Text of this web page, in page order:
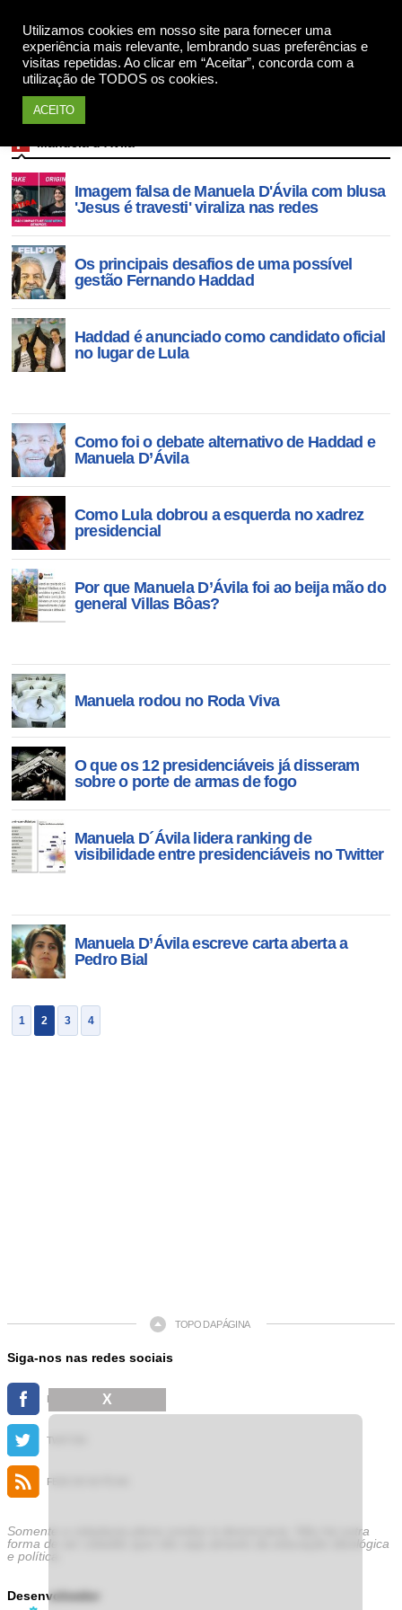
Utilizamos cookies em nosso site para fornecer uma
experiência mais relevante, lembrando suas preferências e
visitas repetidas. Ao clicar em “Aceitar”, concorda com a
utilização de TODOS os cookies.
ACEITO
Imagem falsa de Manuela D'Ávila com blusa
'Jesus é travesti' viraliza nas redes
Os principais desafios de uma possível
gestão Fernando Haddad
Haddad é anunciado como candidato oficial
no lugar de Lula
Como foi o debate alternativo de Haddad e
Manuela D’Ávila
Como Lula dobrou a esquerda no xadrez
presidencial
Por que Manuela D’Ávila foi ao beija mão do
general Villas Bôas?
Manuela rodou no Roda Viva
O que os 12 presidenciáveis já disseram
sobre o porte de armas de fogo
Manuela D´Ávila lidera ranking de
visibilidade entre presidenciáveis no Twitter
Manuela D’Ávila escreve carta aberta a
Pedro Bial
1 2 3 4
TOPO DA PÁGINA
Siga-nos nas redes sociais
FACEBOOK
TWITTER
FEED DE NOTÍCIAS
Somente a cidadania plena conduz à democracia. Não há outra
forma de ser cidadão que não seja através da educação ideológica
e política.
Desenvolvedor
X